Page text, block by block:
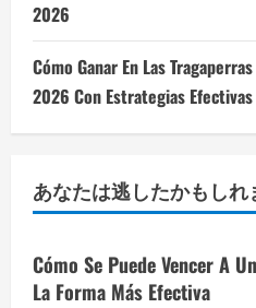
2026
Cómo Ganar En Las
2026 Con Estrategias Efectivas
あなたは逃したかもしれ
Cómo Se Puede Vencer A
La Forma Más Efectiva